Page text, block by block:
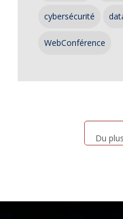
cybersécurité
WebConférence
Du